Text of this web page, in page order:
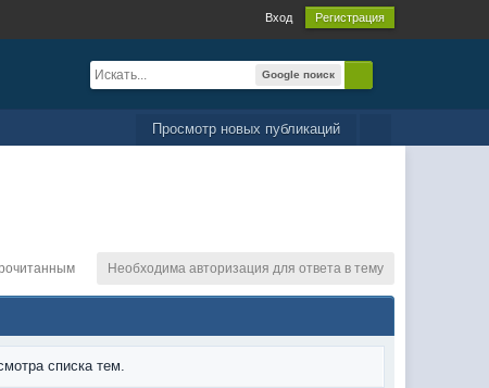
Вход Регистрация
Google поиск
Просмотр новых публикаций
Необходима авторизация для ответа в тему
списка тем.